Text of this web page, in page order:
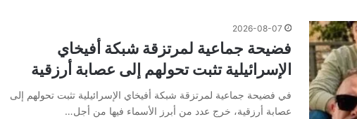
2026-08-07
فضيحة جماعية لمرتزقة شبكة أفيخاي
الإسرائيلية تثبت تحولهم إلى عصابة أرزقية
في فضيحة جماعية لمرتزقة شبكة أفيخاي الإسرائيلية تثبت تحولهم إلى
عصابة أرزقية، خرج عدد من أبرز الأسماء فيها من أجل…